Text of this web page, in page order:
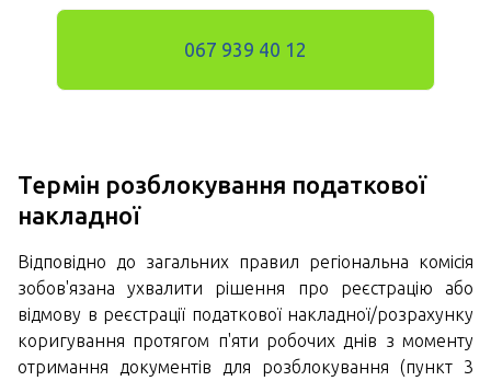
067 939 40 12
Термін розблокування податкової
накладної
Відповідно до загальних правил регіональна комісія
зобов'язана ухвалити рішення про реєстрацію або
відмову в реєстрації податкової накладної/розрахунку
коригування протягом п'яти робочих днів з моменту
отримання документів для розблокування (пункт 3